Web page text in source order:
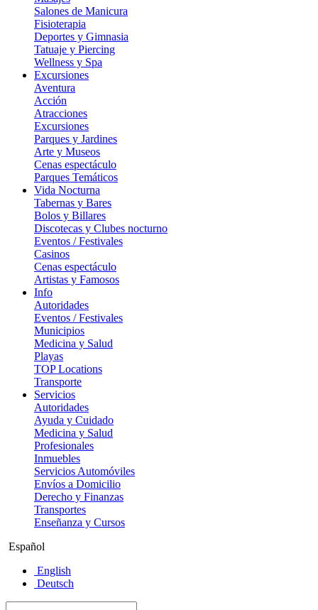
Salones de Manicura
Fisioterapia
Deportes y Gimnasia
Tatuaje y Piercing
Wellness y Spa
Excursiones
Aventura
Acción
Atracciones
Excursiones
Parques y Jardines
Arte y Museos
Cenas espectáculo
Parques Temáticos
Vida Nocturna
Tabernas y Bares
Bolos y Billares
Discotecas y Clubes nocturno
Eventos / Festivales
Casinos
Cenas espectáculo
Artistas y Famosos
Info
Autoridades
Eventos / Festivales
Municipios
Medicina y Salud
Playas
TOP Locations
Transporte
Servicios
Autoridades
Ayuda y Cuidado
Medicina y Salud
Profesionales
Inmuebles
Servicios Automóviles
Envíos a Domicilio
Derecho y Finanzas
Transportes
Enseñanza y Cursos
Español
English
Deutsch